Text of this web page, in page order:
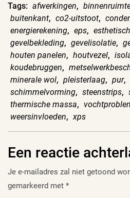
Tags: afwerkingen,
buitenkant, co2-uitstoot,
energierekening, eps, esthetisch
gevelbekleding, gevelisolatie,
houten panelen, houtvezel,
koudebruggen,
minerale wol, pleisterlaag, pur,
schimmelvorming, steenstrips,
thermische massa,
weersinvloeden, xps
Een reactie
Je e-mailadres zal niet getoond
gemarkeerd met *